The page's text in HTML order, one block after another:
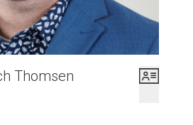
Thomsen